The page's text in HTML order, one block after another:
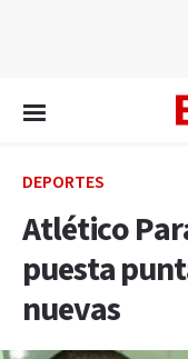
DEPORTES
Atlético
puesta
nuevas